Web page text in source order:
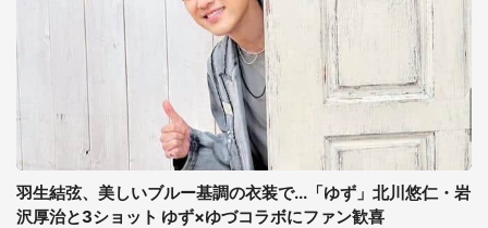
羽生結弦、美しいブルー基調の衣装で...「ゆず」北川悠仁・岩
沢厚治と3ショット ゆず×ゆづコラボにファン歓喜